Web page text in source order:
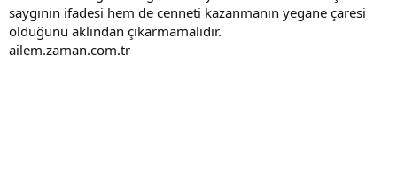
saygının ifadesi hem de cenneti kazanmanın yegane çaresi
olduğunu aklından çıkarmamalıdır.
ailem.zaman.com.tr